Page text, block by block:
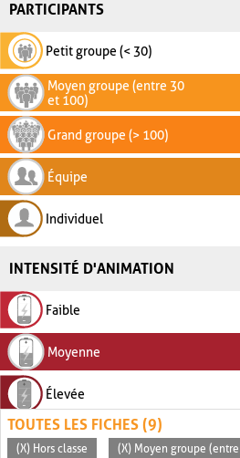
PARTICIPANTS
Petit groupe (< 30)
Moyen groupe (entre 30
et 100)
Grand groupe (> 100)
Équipe
Individuel
INTENSITÉ D'ANIMATION
Faible
Moyenne
Élevée
TOUTES LES FICHES (9)
(X) Hors classe (X) Moyen groupe